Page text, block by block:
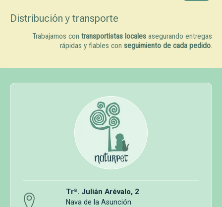
Distribución y transporte
Trabajamos con transportistas locales asegurando entregas
rápidas y fiables con seguimiento de cada pedido
Trª. Julián Arévalo, 2
Nava de la Asunción